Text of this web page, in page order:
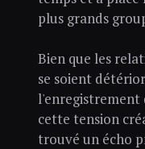
plus grands
Bien que les
se soient
l'enregistrement
cette tension
trouvé un écho